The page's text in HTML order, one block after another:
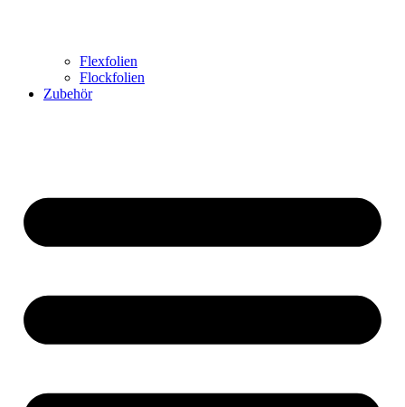
Flexfolien
Flockfolien
Zubehör